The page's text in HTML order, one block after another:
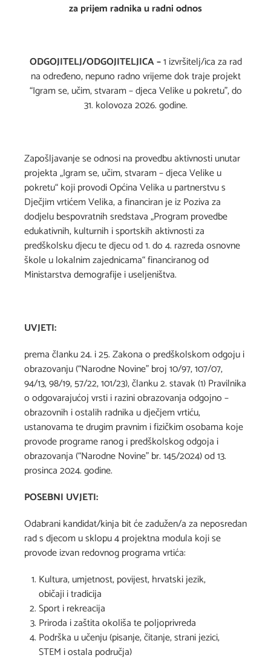
za prijem radnika u radni odnos
ODGOJITELJ/ODGOJITELJICA–1 izvršitelj/ica za rad
na određeno, nepuno radno vrijeme dok traje projekt
“Igram se, učim, stvaram – djeca Velike u pokretu”, do
31. kolovoza 2026. godine.
Zapošljavanje se odnosi na provedbu aktivnosti unutar
projekta „Igram se, učim, stvaram – djeca Velike u
pokretu“ koji provodi Općina Velika u partnerstvu s
Dječjim vrtićem Velika, a financiran je iz Poziva za
dodjelu bespovratnih sredstava „Program provedbe
edukativnih, kulturnih i sportskih aktivnosti za
predškolsku djecu te djecu od 1. do 4. razreda osnovne
škole u lokalnim zajednicama“ financiranog od
Ministarstva demografije i useljeništva.
UVJETI:
prema članku 24. i 25. Zakona o predškolskom odgoju i
obrazovanju (“Narodne Novine” broj 10/97, 107/07,
94/13, 98/19, 57/22, 101/23), članku 2. stavak (1) Pravilnika
o odgovarajućoj vrsti i razini obrazovanja odgojno –
obrazovnih i ostalih radnika u dječjem vrtiću,
ustanovama te drugim pravnim i fizičkim osobama koje
provode programe ranog i predškolskog odgoja i
obrazovanja (“Narodne Novine” br. 145/2024) od 13.
prosinca 2024. godine.
POSEBNI UVJETI:
Odabrani kandidat/kinja bit će zadužen/a za neposredan
rad s djecom u sklopu 4 projektna modula koji se
provode izvan redovnog programa vrtića:
Kultura, umjetnost, povijest, hrvatski jezik,
običaji i tradicija
Sport i rekreacija
Priroda i zaštita okoliša te poljoprivreda
Podrška u učenju (pisanje, čitanje, strani jezici,
STEM i ostala područja)